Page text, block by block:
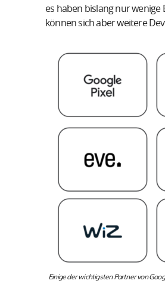
es haben bislang nur wenige
können sich aber weitere
Einige der wichtigsten Partner von